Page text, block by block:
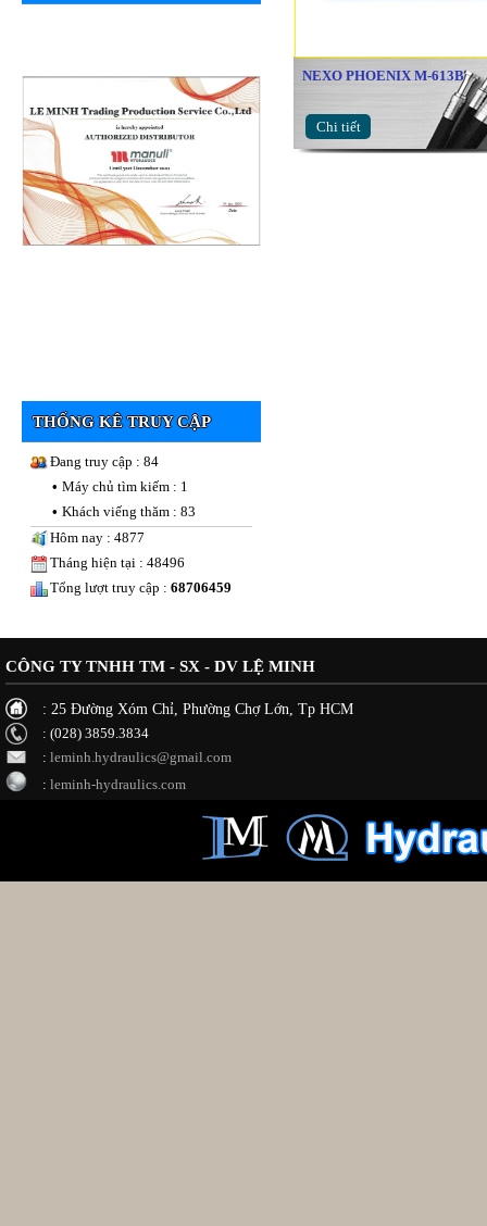
THỐNG KÊ TRUY CẬP
Đang truy cập : 84
• Máy chủ tìm kiếm : 1
• Khách viếng thăm : 83
Hôm nay : 4877
Tháng hiện tại : 48496
Tổng lượt truy cập : 68706459
NEXO PHOENIX M-613B
Chi tiết
CÔNG TY TNHH TM - SX - DV LỆ MINH
: 25 Đường Xóm Chỉ, Phường Chợ Lớn, Tp HCM
: (028) 3859.3834
: leminh.hydraulics@gmail.com
: leminh-hydraulics.com